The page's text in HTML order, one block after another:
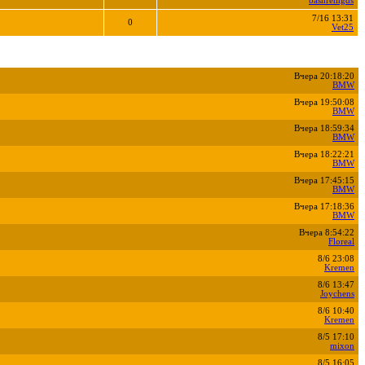
0
7/16 13:31
Vet25
Вчера 20:18:20
BMW
Вчера 19:50:08
BMW
Вчера 18:59:34
BMW
Вчера 18:22:21
BMW
Вчера 17:45:15
BMW
Вчера 17:18:36
BMW
Вчера 8:54:22
Floreal
8/6 23:08
Kremen
8/6 13:47
Joychens
8/6 10:40
Kremen
8/5 17:10
mixon
8/5 16:05